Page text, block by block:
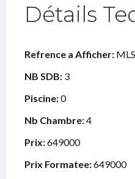
Détails
Refrence a Afficher:
NB SDB: 3
Piscine:0
Nb Chambre:4
Prix:649000
Prix Formatee:649000